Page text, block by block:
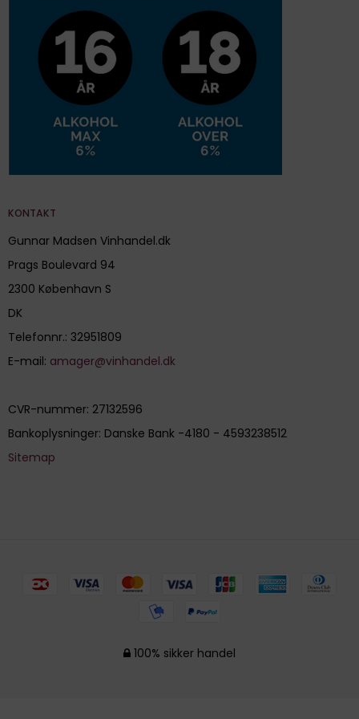
KONTAKT
Gunnar Madsen Vinhandel.dk
Prags Boulevard 94
2300 København S
DK
Telefonnr.: 32951809
E-mail: amager@vinhandel.dk
CVR-nummer: 27132596
Bankoplysninger: Danske Bank -4180 - 4593238512
Sitemap
100% sikker handel